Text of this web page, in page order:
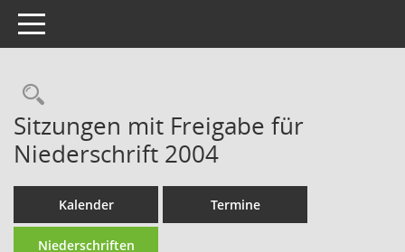
Toggle navigation
Rechercheauswahl
Sitzungen mit Freigabe für
Niederschrift 2004
Kalender Termine
Niederschriften